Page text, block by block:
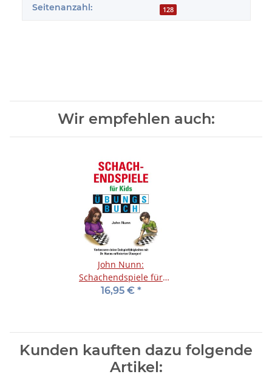
Seitenanzahl: 128
Wir empfehlen auch:
John Nunn:
Schachendspiele für
Kids - Übungsbuch
16,95 € *
Kunden kauften dazu folgende
Artikel: